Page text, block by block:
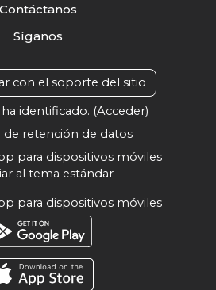
Contáctanos
Síganos
con el soporte del sitio
identificado. (Acceder)
de retención de datos
para dispositivos móviles
al tema estándar
para dispositivos móviles